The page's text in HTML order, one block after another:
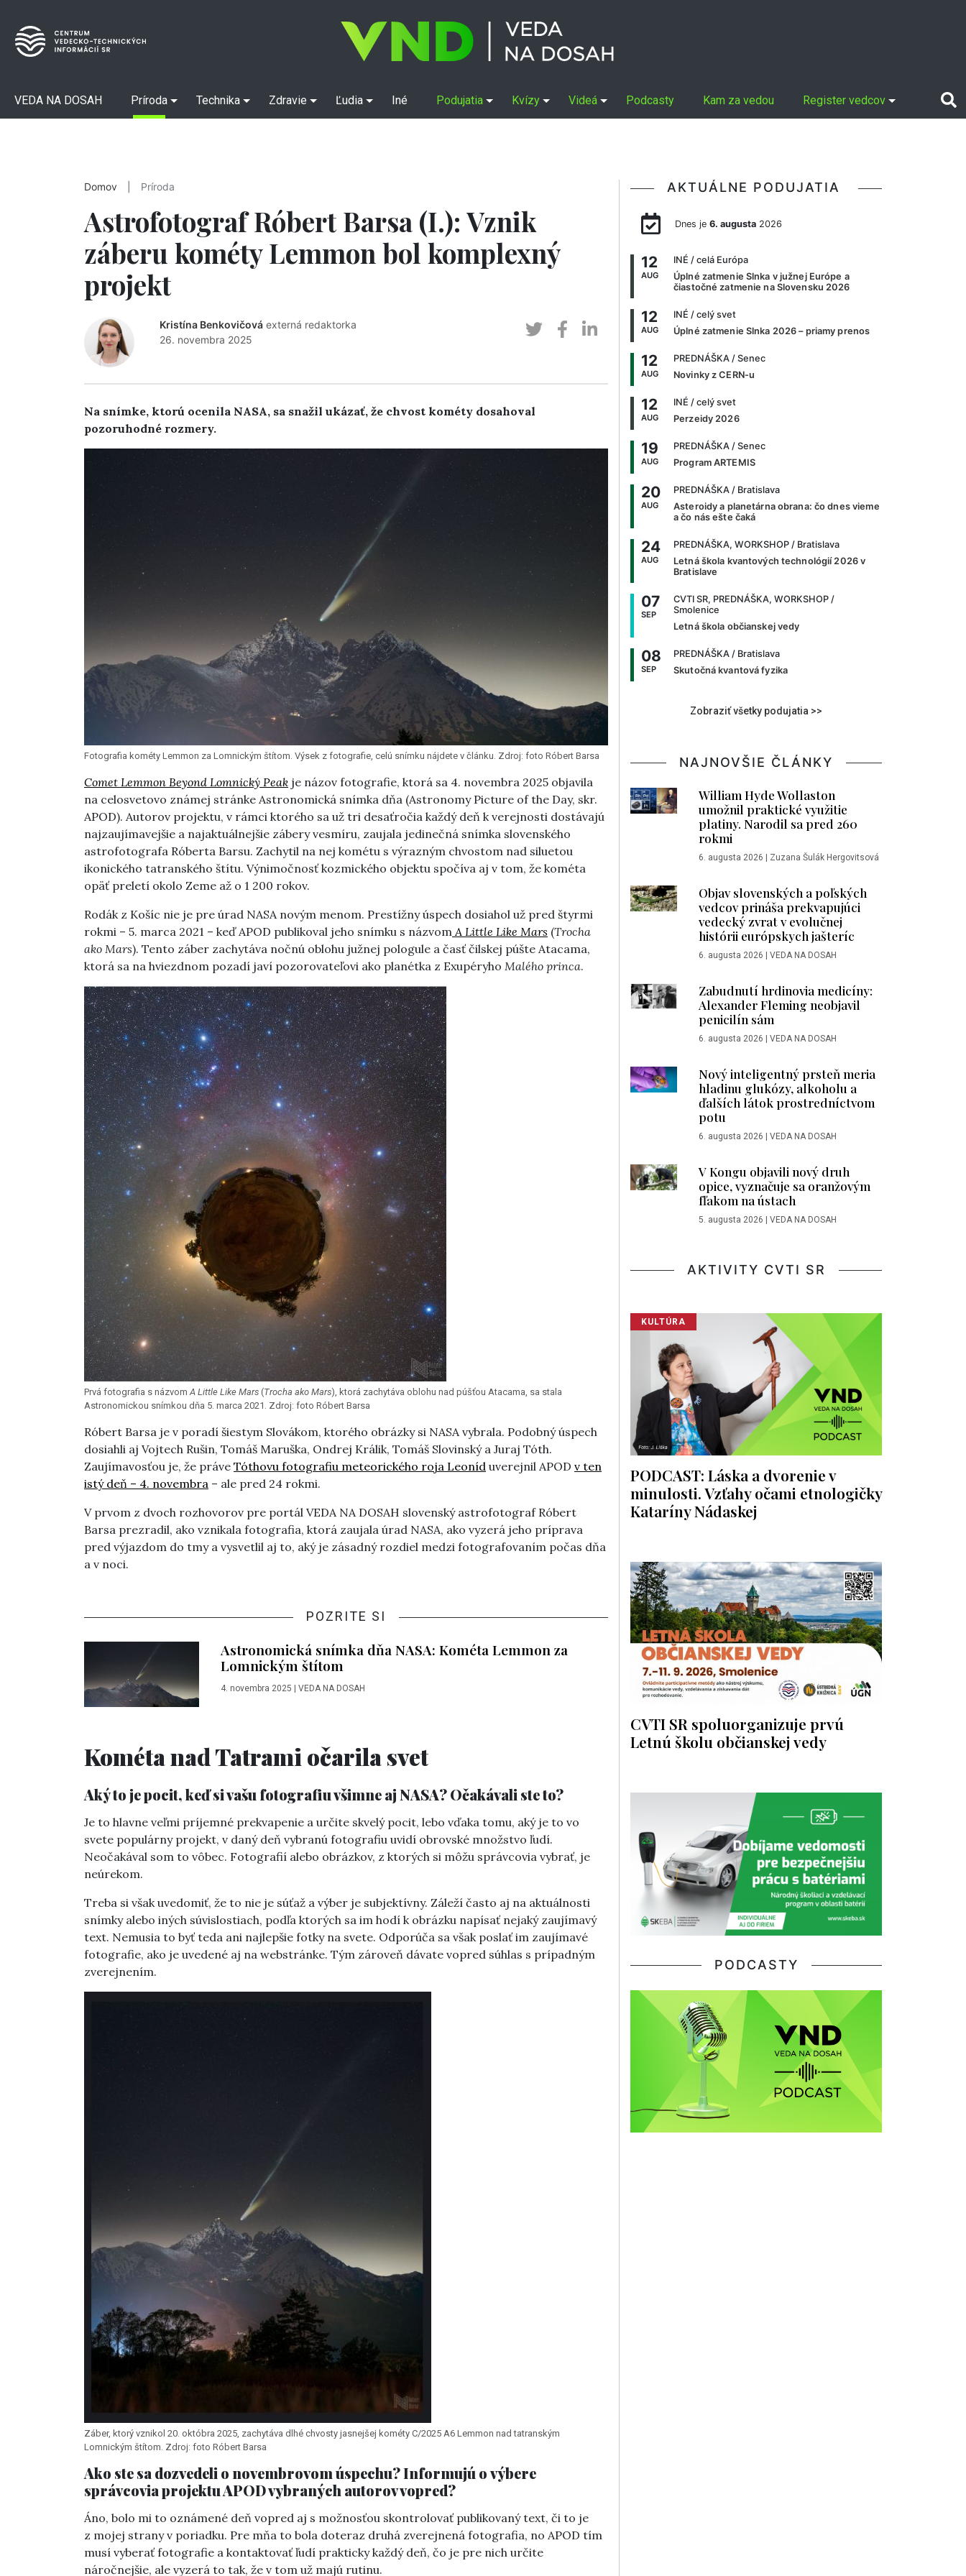
VEDA NA DOSAH Príroda Technika Zdravie Ľudia Iné Podujatia Kvízy Videá Podcasty Kam za vedou Register vedcov
Domov Príroda
Astrofotograf Róbert Barsa (I.): Vznik
záberu kométy Lemmon bol komplexný
projekt
Kristína Benkovičová externá redaktorka
26. novembra 2025
Na snímke, ktorú ocenila NASA, sa snažil ukázať, že chvost kométy dosahoval
pozoruhodné rozmery.
Fotografia kométy Lemmon za Lomnickým štítom. Výsek z fotografie, celú snímku nájdete v článku. Zdroj: foto Róbert Barsa
Comet Lemmon Beyond Lomnický Peak je názov fotografie, ktorá sa 4. novembra 2025 objavila
na celosvetovo známej stránke Astronomická snímka dňa (Astronomy Picture of the Day, skr.
APOD). Autorov projektu, v rámci ktorého sa už tri desaťročia každý deň k verejnosti dostávajú
najzaujímavejšie a najaktuálnejšie zábery vesmíru, zaujala jedinečná snímka slovenského
astrofotografa Róberta Barsu. Zachytil na nej kométu s výrazným chvostom nad siluetou
ikonického tatranského štítu. Výnimočnosť kozmického objektu spočíva aj v tom, že kométa
opäť preletí okolo Zeme až o 1 200 rokov.
Rodák z Košíc nie je pre úrad NASA novým menom. Prestížny úspech dosiahol už pred štyrmi
rokmi – 5. marca 2021 – keď APOD publikoval jeho snímku s názvomA Little Like Mars (Trocha
ako Mars). Tento záber zachytáva nočnú oblohu južnej pologule a časť čilskej púšte Atacama,
ktorá sa na hviezdnom pozadí javí pozorovateľovi ako planétka z Exupéryho Malého princa.
Prvá fotografia s názvomA Little Like Mars (Trocha ako Mars), ktorá zachytáva oblohu nad púšťou Atacama, sa stala
Astronomickou snímkou dňa 5. marca 2021. Zdroj: foto Róbert Barsa
Róbert Barsa je v poradí šiestym Slovákom, ktorého obrázky si NASA vybrala. Podobný úspech
dosiahli aj Vojtech Rušin, Tomáš Maruška, Ondrej Králik, Tomáš Slovinský a Juraj Tóth.
Zaujímavosťou je, že práve Tóthovu fotografiu meteorického roja Leoníd uverejnil APOD v ten
istý deň – 4. novembra – ale pred 24 rokmi.
V prvom z dvoch rozhovorov pre portál VEDA NA DOSAH slovenský astrofotograf Róbert
Barsa prezradil, ako vznikala fotografia, ktorá zaujala úrad NASA, ako vyzerá jeho príprava
pred výjazdom do tmy a vysvetlil aj to, aký je zásadný rozdiel medzi fotografovaním počas dňa
a v noci.
POZRITE SI
Astronomická snímka dňa NASA: Kométa Lemmon za
Lomnickým štítom
4. novembra 2025 VEDA NA DOSAH
Kométa nad Tatrami očarila svet
Aký to je pocit, keď si vašu fotografiu všimne aj NASA? Očakávali ste to?
Je to hlavne veľmi príjemné prekvapenie a určite skvelý pocit, lebo vďaka tomu, aký je to vo
svete populárny projekt, v daný deň vybranú fotografiu uvidí obrovské množstvo ľudí.
Neočakával som to vôbec. Fotografií alebo obrázkov, z ktorých si môžu správcovia vybrať, je
neúrekom.
Treba si však uvedomiť, že to nie je súťaž a výber je subjektívny. Záleží často aj na aktuálnosti
snímky alebo iných súvislostiach, podľa ktorých sa im hodí k obrázku napísať nejaký zaujímavý
text. Nemusia to byť teda ani najlepšie fotky na svete. Odporúča sa však poslať im zaujímavé
fotografie, ako je uvedené aj na webstránke. Tým zároveň dávate vopred súhlas s prípadným
zverejnením.
Záber, ktorý vznikol 20. októbra 2025, zachytáva dlhé chvosty jasnejšej kométy C/2025 A6 Lemmon nad tatranským
Lomnickým štítom. Zdroj: foto Róbert Barsa
Ako ste sa dozvedeli o novembrovom úspechu? Informujú o výbere
správcovia projektu APOD vybraných autorov vopred?
Áno, bolo mi to oznámené deň vopred aj s možnosťou skontrolovať publikovaný text, či to je
z mojej strany v poriadku. Pre mňa to bola doteraz druhá zverejnená fotografia, no APOD tím
musí vyberať fotografie a kontaktovať ľudí prakticky každý deň, čo je pre nich určite
náročnejšie, ale vyzerá to tak, že v tom už majú rutinu.
AKTUÁLNE PODUJATIA
Dnes je 6. augusta2026
12
AUG
INÉ / celá Európa
Úplné zatmenie Slnka v južnej Európe a
čiastočné zatmenie na Slovensku 2026
12
AUG
INÉ / celý svet
Úplné zatmenie Slnka 2026 – priamy prenos
12
AUG
PREDNÁŠKA / Senec
Novinky z CERN-u
12
AUG
INÉ / celý svet
Perzeidy 2026
19
AUG
PREDNÁŠKA / Senec
Program ARTEMIS
20
AUG
PREDNÁŠKA / Bratislava
Asteroidy a planetárna obrana: čo dnes vieme
a čo nás ešte čaká
24
AUG
PREDNÁŠKA, WORKSHOP / Bratislava
Letná škola kvantových technológií 2026 v
Bratislave
07
SEP
CVTI SR, PREDNÁŠKA, WORKSHOP /
Smolenice
Letná škola občianskej vedy
08
SEP
PREDNÁŠKA / Bratislava
Skutočná kvantová fyzika
Zobraziť všetky podujatia >>
NAJNOVŠIE ČLÁNKY
William Hyde Wollaston
umožnil praktické využitie
platiny. Narodil sa pred 260
rokmi
6. augusta 2026 | Zuzana Šulák Hergovitsová
Objav slovenských a poľských
vedcov prináša prekvapujúci
vedecký zvrat v evolučnej
histórii európskych jašteríc
6. augusta 2026 | VEDA NA DOSAH
Zabudnutí hrdinovia medicíny:
Alexander Fleming neobjavil
penicilín sám
6. augusta 2026 | VEDA NA DOSAH
Nový inteligentný prsteň meria
hladinu glukózy, alkoholu a
ďalších látok prostredníctvom
potu
6. augusta 2026 | VEDA NA DOSAH
V Kongu objavili nový druh
opice, vyznačuje sa oranžovým
fľakom na ústach
5. augusta 2026 | VEDA NA DOSAH
AKTIVITY CVTI SR
KULTÚRA
PODCAST: Láska a dvorenie v
minulosti. Vzťahy očami etnologičky
Kataríny Nádaskej
CVTI SR spoluorganizuje prvú
Letnú školu občianskej vedy
PODCASTY